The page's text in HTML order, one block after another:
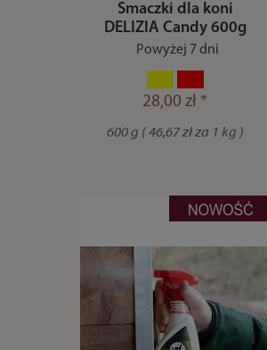
Smaczki dla koni
DELIZIA Candy 600g
Powyżej 7 dni
28,00 zł *
600 g ( 46,67 zł za 1 kg )